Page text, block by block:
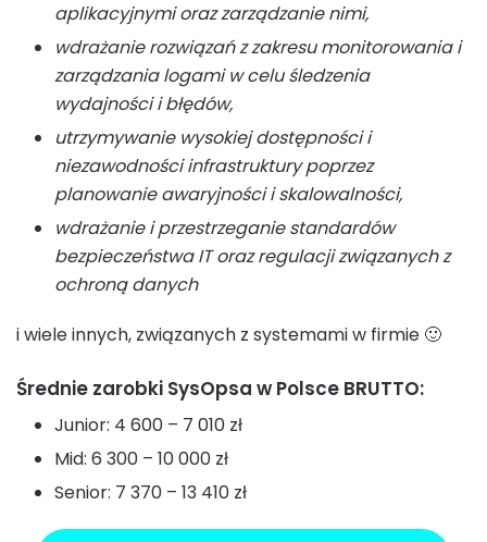
aplikacyjnymi oraz zarządzanie nimi,
wdrażanie rozwiązań z zakresu monitorowania i
zarządzania logami w celu śledzenia
wydajności i błędów,
utrzymywanie wysokiej dostępności i
niezawodności infrastruktury poprzez
planowanie awaryjności i skalowalności,
wdrażanie i przestrzeganie standardów
bezpieczeństwa IT oraz regulacji związanych z
ochroną danych
i wiele innych, związanych z systemami w firmie 🙂
Średnie zarobki SysOpsa w Polsce BRUTTO:
Junior: 4 600 – 7 010 zł
Mid: 6 300 – 10 000 zł
Senior: 7 370 – 13 410 zł